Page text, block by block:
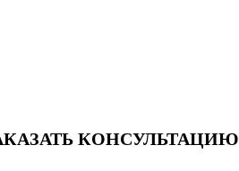
КОНСУЛЬТАЦИЮ